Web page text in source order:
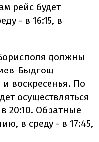
рейс будет
- в 16:15, в
должны
Быдгощ
воскресенья. По
осуществляться
20:10. Обратные
в среду - в 17:45,